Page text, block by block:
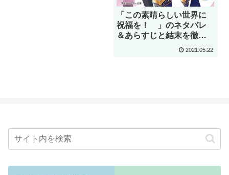
「この素晴らしい世界に
祝福を！ 」のネタバレ
＆あらすじと結末を徹底
解説｜暁なつめ
2021.05.22